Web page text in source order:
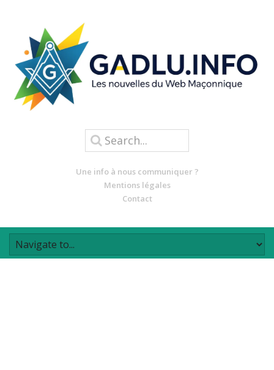
Une info à nous communiquer ?
Mentions légales
Contact